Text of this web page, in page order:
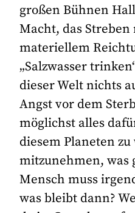
großen Bühnen
Macht, das
materiellem
„Salzwasser
dieser Welt nichts
Angst vor dem
möglichst alles
diesem Planeten
mitzunehmen, was
Mensch muss
was bleibt dann?